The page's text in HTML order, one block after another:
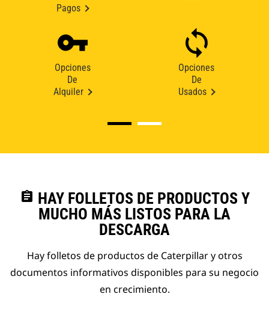
Pagos
Opciones
De
Alquiler
Opciones
De
Usados
assignment HAY FOLLETOS DE PRODUCTOS Y
MUCHO MÁS LISTOS PARA LA
DESCARGA
Hay folletos de productos de Caterpillar y otros
documentos informativos disponibles para su negocio
en crecimiento.